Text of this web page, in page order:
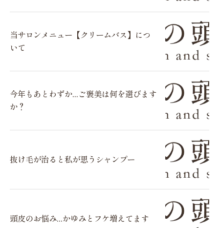
当サロンメニュー【クリームバス】につ
いて
今年もあとわずか…ご褒美は何を選びます
か？
抜け毛が治ると私が思うシャンプー
頭皮のお悩み…かゆみとフケ増えてます